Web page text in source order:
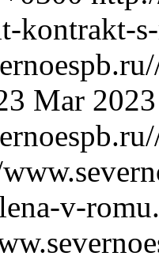
kontrakt-
Mar
v-